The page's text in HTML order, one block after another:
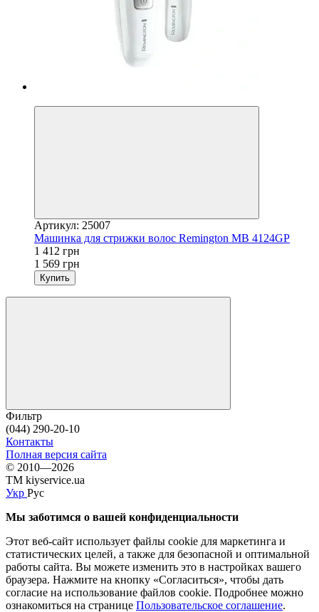
Артикул: 25007
Машинка для стрижки волос Remington MB 4124GP
1 412 грн
1 569 грн
Купить
Фильтр
(044) 290-20-10
Контакты
Полная версия сайта
© 2010—2026
TM kiyservice.ua
Укр Рус
Мы заботимся о вашей конфиденциальности
Этот веб-сайт использует файлы cookie для маркетинга и
статистических целей, а также для безопасной и оптимальной
работы сайта. Вы можете изменить это в настройках вашего
браузера. Нажмите на кнопку «Согласиться», чтобы дать
согласие на использование файлов cookie. Подробнее можно
ознакомиться на странице Пользовательское соглашение.